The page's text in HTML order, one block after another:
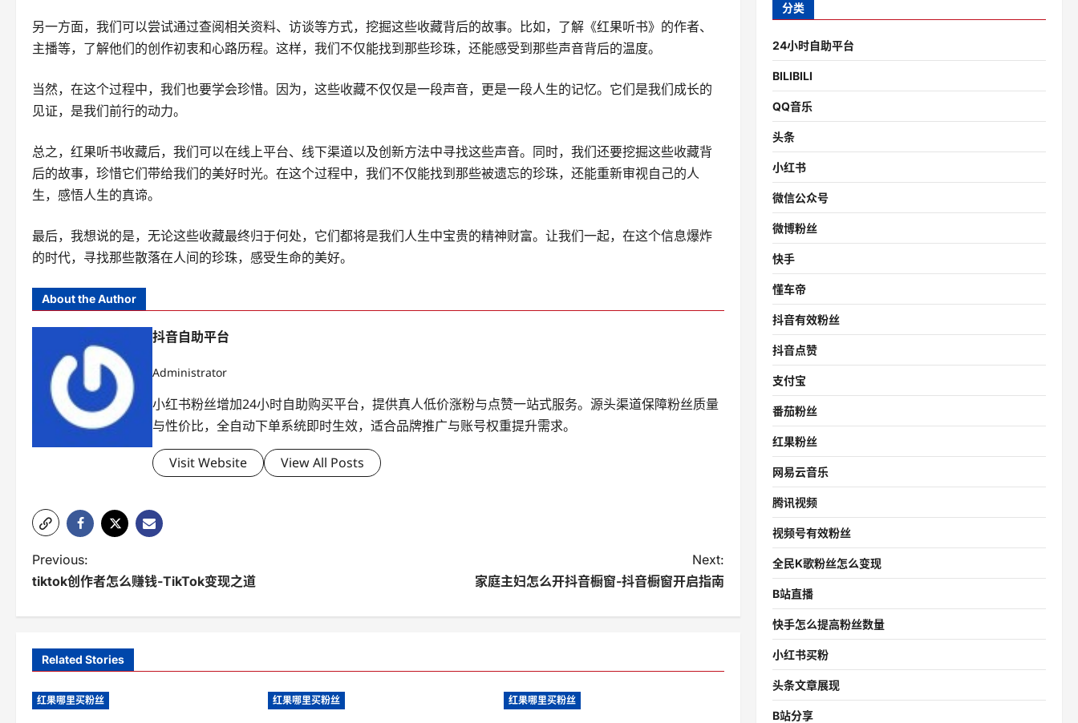
另一方面，我们可以尝试通过查阅相关资料、访谈等方式，挖掘这些收藏背后的故事。比如，了解《红果听书》的作者、
主播等，了解他们的创作初衷和心路历程。这样，我们不仅能找到那些珍珠，还能感受到那些声音背后的温度。
当然，在这个过程中，我们也要学会珍惜。因为，这些收藏不仅仅是一段声音，更是一段人生的记忆。它们是我们成长的
见证，是我们前行的动力。
总之，红果听书收藏后，我们可以在线上平台、线下渠道以及创新方法中寻找这些声音。同时，我们还要挖掘这些收藏背
后的故事，珍惜它们带给我们的美好时光。在这个过程中，我们不仅能找到那些被遗忘的珍珠，还能重新审视自己的人
生，感悟人生的真谛。
最后，我想说的是，无论这些收藏最终归于何处，它们都将是我们人生中宝贵的精神财富。让我们一起，在这个信息爆炸
的时代，寻找那些散落在人间的珍珠，感受生命的美好。
About the Author
抖音自助平台
Administrator
小红书粉丝增加24小时自助购买平台，提供真人低价涨粉与点赞一站式服务。源头渠道保障粉丝质量
与性价比，全自动下单系统即时生效，适合品牌推广与账号权重提升需求。
Visit Website View All Posts
P
o
s
t
n
a
Previous:
tiktok创作者怎么赚钱-TikTok变现之道
Next:
家庭主妇怎么开抖音橱窗-抖音橱窗开启指南
Related Stories
红果哪里买粉丝 红果哪里买粉丝 红果哪里买粉丝
分类
24小时自助平台
BILIBILI
QQ音乐
头条
小红书
微信公众号
微博粉丝
快手
懂车帝
抖音有效粉丝
抖音点赞
支付宝
番茄粉丝
红果粉丝
网易云音乐
腾讯视频
视频号有效粉丝
全民K歌粉丝怎么变现
B站直播
快手怎么提高粉丝数量
小红书买粉
头条文章展现
B站分享